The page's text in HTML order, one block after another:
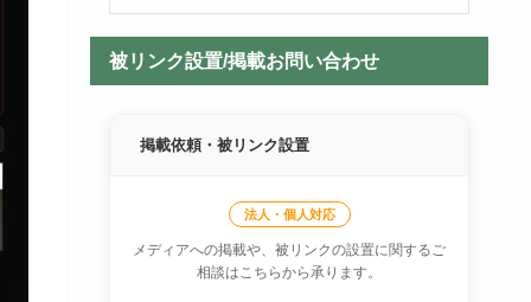
被リンク設置/掲載お問い合わせ
掲載依頼・被リンク設置
法人・個人対応
メディアへの掲載や、被リンクの設置に関するご
相談はこちらから承ります。